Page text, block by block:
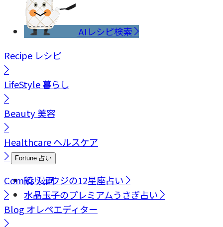
AIレシピ検索
Recipe レシピ
LifeStyle暮らし
Beauty美容
Healthcareヘルスケア
Fortune 占い
鏡リュウジの12星座占い
水晶玉子のプレミアムうさぎ占い
Comics漫画
Blog オレペエディター